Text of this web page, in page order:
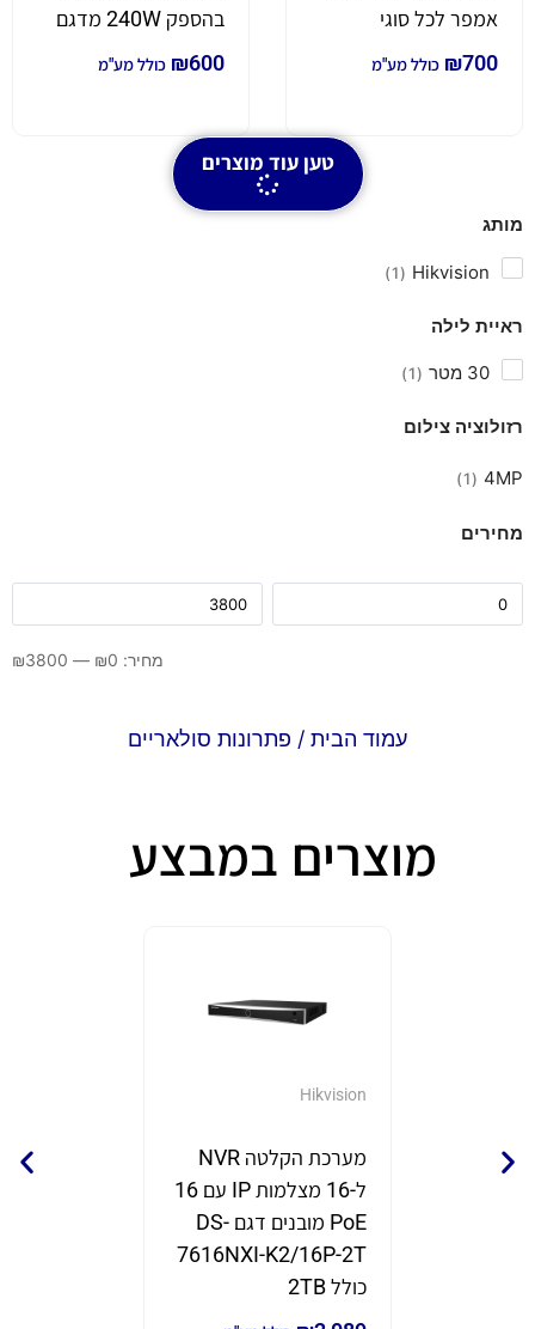
אמפר לכל סוגי
המצברים 12V/24V
₪700 כולל מע"מ
בהספק 240W מדגם
₪600 כולל מע"מ
טען עוד מוצרים
מותג
Hikvision
1
ראיית לילה
30 מטר 1
רזולוציה צילום
4MP
1
מחירים
מחיר: ₪0
—
₪3800
עמוד הבית / פתרונות סולאריים
מוצרים במבצע
Hikvision
מערכת הקלטה NVR
ל-16 מצלמות IP עם 16
PoE מובנים דגם DS-
7616NXI-K2/16P-2T
כולל 2TB